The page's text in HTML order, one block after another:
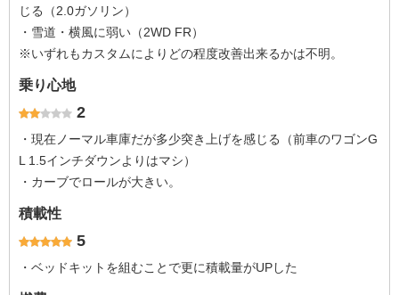
じる（2.0ガソリン）
・雪道・横風に弱い（2WD FR）
※いずれもカスタムによりどの程度改善出来るかは不明。
乗り心地
2
・現在ノーマル車庫だが多少突き上げを感じる（前車のワゴンG
L 1.5インチダウンよりはマシ）
・カーブでロールが大きい。
積載性
5
・ベッドキットを組むことで更に積載量がUPした